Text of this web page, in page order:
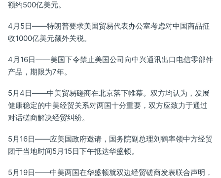
额约500亿美元。
4月5日——特朗普要求美国贸易代表办公室考虑对中国商品征
收1000亿美元额外关税。
4月16日——美国下令禁止美国公司向中兴通讯出口电信零部件
产品，期限为7年。
5月4日——中美贸易磋商在北京落下帷幕。双方均认为，发展
健康稳定的中美经贸关系对两国十分重要，双方应致力于通过
对话磋商解决经贸纠纷。
5月16日——应美国政府邀请，国务院副总理刘鹤率领中方经贸
团于当地时间5月15日下午抵达华盛顿。
5月19日——中美两国在华盛顿就双边经贸磋商发表联合声明，